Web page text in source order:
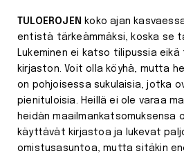
TULOEROJEN koko ajan
entistä tärkeämmäksi, koska se
Lukeminen ei katso tilipussia
kirjaston. Voit olla köyhä, mutta
on pohjoisessa sukulaisia, jotka
pienituloisia. Heillä ei ole varaa
heidän maailmankatsomuksensa
käyttävät kirjastoa ja lukevat
omistusasuntoa, mutta sitäkin